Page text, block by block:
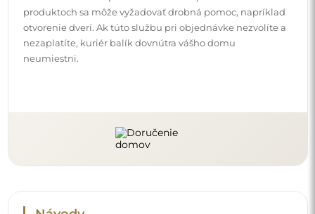
produktoch sa môže vyžadovať drobná pomoc, napríklad
otvorenie dverí. Ak túto službu pri objednávke nezvolíte a
nezaplatíte, kuriér balík dovnútra vášho domu
neumiestni.